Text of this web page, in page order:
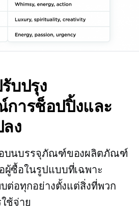
บปรุง
การช็อปปิ้งและ
ง
อบนบรรจุภัณฑ์ของผลิตภัณฑ์
ผู้ซื้อในรูปแบบที่เฉพาะ
บต่อทุกอย่างตั้งแต่สิ่งที่พวก
ช้จ่าย